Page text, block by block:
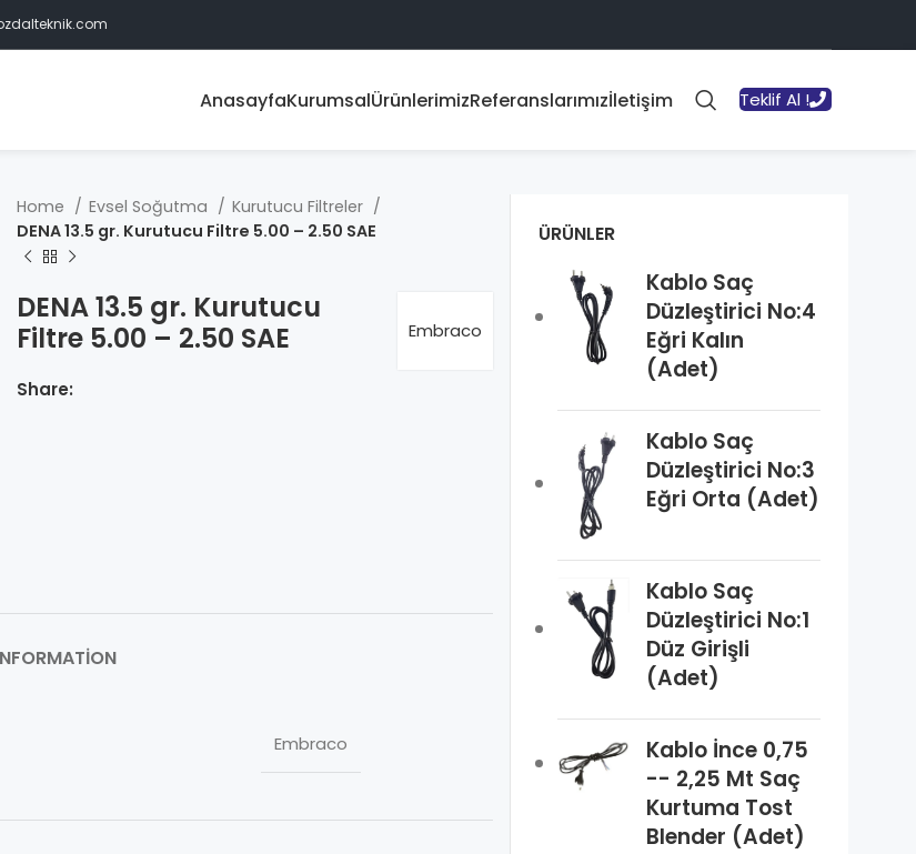
AnasayfaKurumsalÜrünlerimizReferanslarımızİletişim Teklif Al !
Home Evsel Soğutma
Kurutucu Filtreler
DENA 13.5 gr. Kurutucu Filtre 5.00 – 2.50 SAE
Embraco
DENA 13.5 gr. Kurutucu
Filtre 5.00 – 2.50 SAE
Share:
Embraco
ÜRÜNLER
Kablo Saç
Düzleştirici No:4
Eğri Kalın
(Adet)
Kablo Saç
Düzleştirici No:3
Eğri Orta (Adet)
Kablo Saç
Düzleştirici No:1
Düz Girişli
(Adet)
Kablo İnce 0,75
-- 2,25 Mt Saç
Kurtuma Tost
Blender (Adet)